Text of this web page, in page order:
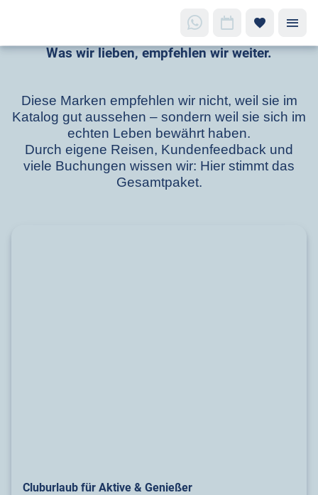
Erfahrung
empfohlen
Reisemarken,
die uns
überzeugt
Was wir lieben, empfehlen wir weiter.
Diese Marken empfehlen wir nicht, weil sie im
Katalog gut aussehen – sondern weil sie sich im
echten Leben bewährt haben.
Durch eigene Reisen, Kundenfeedback und
viele Buchungen wissen wir: Hier stimmt das
Gesamtpaket.
Cluburlaub für Aktive & Genießer